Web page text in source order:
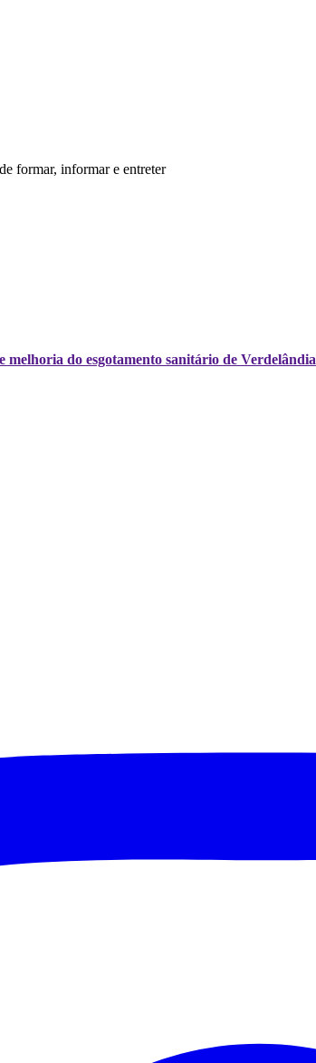
formar, informar e entreter
melhoria do esgotamento sanitário de Verdelândia